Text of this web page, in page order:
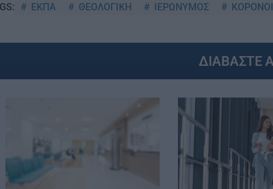
ΕΚΠΑ ΘΕΟΛΟΓΙΚΗ ΙΕΡΩΝΥΜΟΣ
ΔΙΑΒΑΣΤΕ